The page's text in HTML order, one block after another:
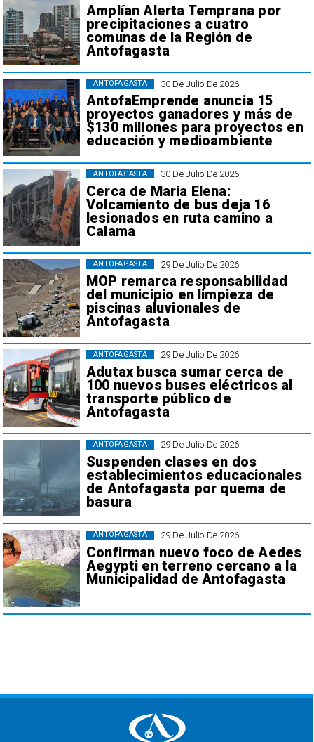
Amplían Alerta Temprana por
precipitaciones a cuatro
comunas de la Región de
Antofagasta
30 De Julio De 2026
AntofaEmprende anuncia 15
proyectos ganadores y más de
$130 millones para proyectos en
educación y medioambiente
ANTOFAGASTA
30 De Julio De 2026
Cerca de María Elena:
Volcamiento de bus deja 16
lesionados en ruta camino a
Calama
ANTOFAGASTA
29 De Julio De 2026
MOP remarca responsabilidad
del municipio en limpieza de
piscinas aluvionales de
Antofagasta
ANTOFAGASTA
29 De Julio De 2026
Adutax busca sumar cerca de
100 nuevos buses eléctricos al
transporte público de
Antofagasta
ANTOFAGASTA
29 De Julio De 2026
Suspenden clases en dos
establecimientos educacionales
de Antofagasta por quema de
basura
ANTOFAGASTA
29 De Julio De 2026
Confirman nuevo foco de Aedes
Aegypti en terreno cercano a la
Municipalidad de Antofagasta
ANTOFAGASTA